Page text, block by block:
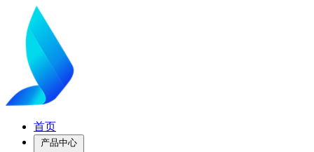
首页
产品中心